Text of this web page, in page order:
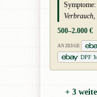
Symptome:
500–2.000 €
ANZEIGE
DPF
+ 3